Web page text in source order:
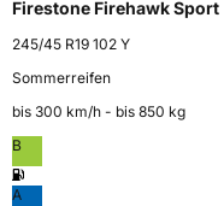
Firestone Firehawk Sport
245/45 R19 102 Y
Sommerreifen
bis 300 km⁠/⁠h - bis 850 kg
B
A